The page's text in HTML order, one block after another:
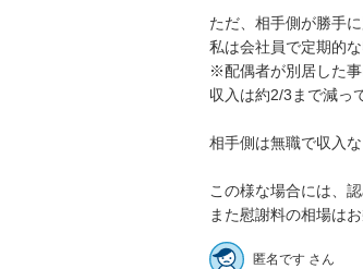
ただ、相手側が勝手
私は会社員で定期的な
※配偶者が別居した事
収入は約2/3まで減っ
相手側は無職で収入な
この様な場合には、
また慰謝料の相場は
匿名です さん